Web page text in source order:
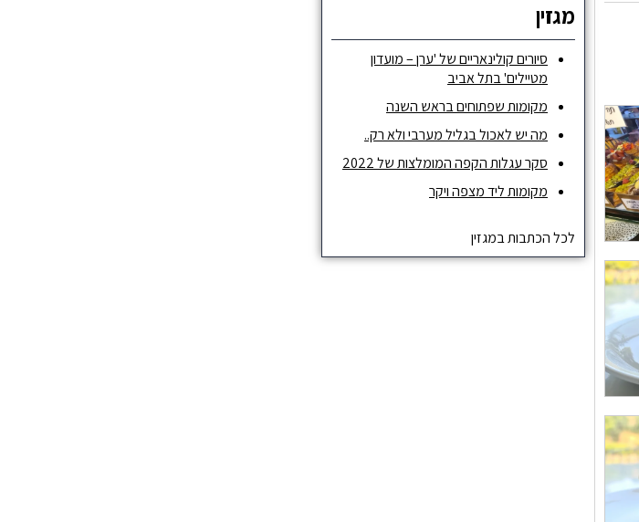
מגזין
סיורים קולינאריים של 'ערן – מועדון
מטיילים' בתל אביב
מקומות שפתוחים בראש השנה
מה יש לאכול בגליל מערבי ולא רק..
סקר עגלות הקפה המומלצות של 2022
מקומות ליד מצפה ויקר
לכל הכתבות במגזין